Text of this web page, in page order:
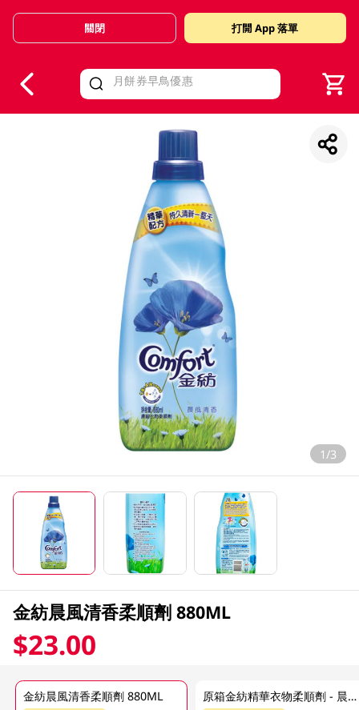
Valid Until 30 June 2026
關閉 打開 App 落單
1/3
金紡晨風清香柔順劑 880ML
$23.00
金紡晨風清香柔順劑 880ML 原箱金紡精華衣物柔順劑 - 晨風清香 12 X 880ML